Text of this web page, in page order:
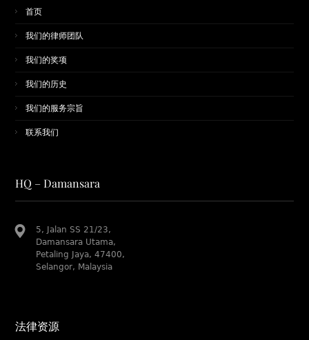
首页
我们的律师团队
​我们的奖项
我们的历史
我们的服务宗旨
联系我们
HQ – Damansara
5, Jalan SS 21/23,
Damansara Utama,
Petaling Jaya, 47400,
Selangor, Malaysia
法律资源